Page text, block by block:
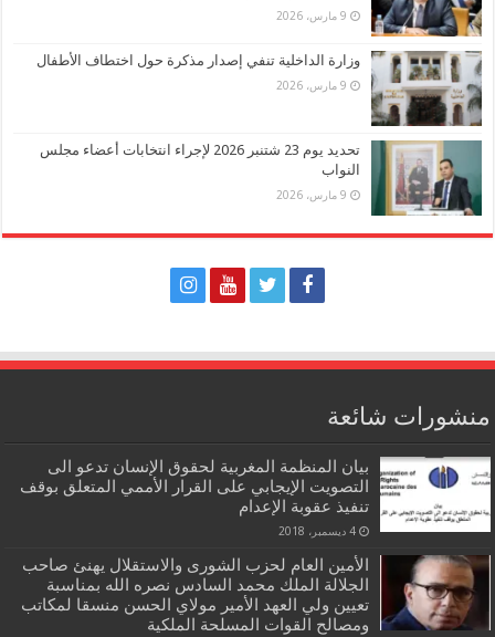
9 مارس، 2026
وزارة الداخلية تنفي إصدار مذكرة حول اختطاف الأطفال
9 مارس، 2026
تحديد يوم 23 شتنبر 2026 لإجراء انتخابات أعضاء مجلس
النواب
9 مارس، 2026
منشورات شائعة
بيان المنظمة المغربية لحقوق الإنسان تدعو الى
التصويت الإيجابي على القرار الأممي المتعلق بوقف
تنفيذ عقوبة الإعدام
4 ديسمبر، 2018
الأمين العام لحزب الشورى والاستقلال يهنئ صاحب
الجلالة الملك محمد السادس نصره الله بمناسبة
تعيين ولي العهد الأمير مولاي الحسن منسقا لمكاتب
ومصالح القوات المسلحة الملكية